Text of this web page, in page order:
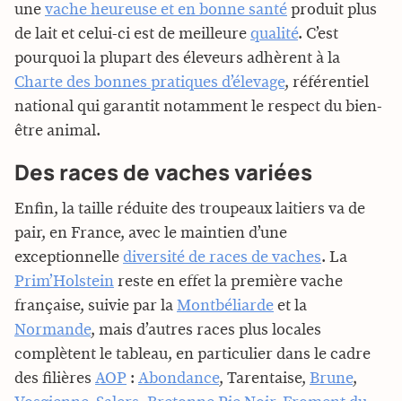
une vache heureuse et en bonne santé produit plus
de lait et celui-ci est de meilleure qualité. C’est
pourquoi la plupart des éleveurs adhèrent à la
Charte des bonnes pratiques d’élevage, référentiel
national qui garantit notamment le respect du bien-
être animal.
Des races de vaches variées
Enfin, la taille réduite des troupeaux laitiers va de
pair, en France, avec le maintien d’une
exceptionnelle diversité de races de vaches. La
Prim’Holstein reste en effet la première vache
française, suivie par la Montbéliarde et la
Normande, mais d’autres races plus locales
complètent le tableau, en particulier dans le cadre
des filières AOP : Abondance, Tarentaise, Brune,